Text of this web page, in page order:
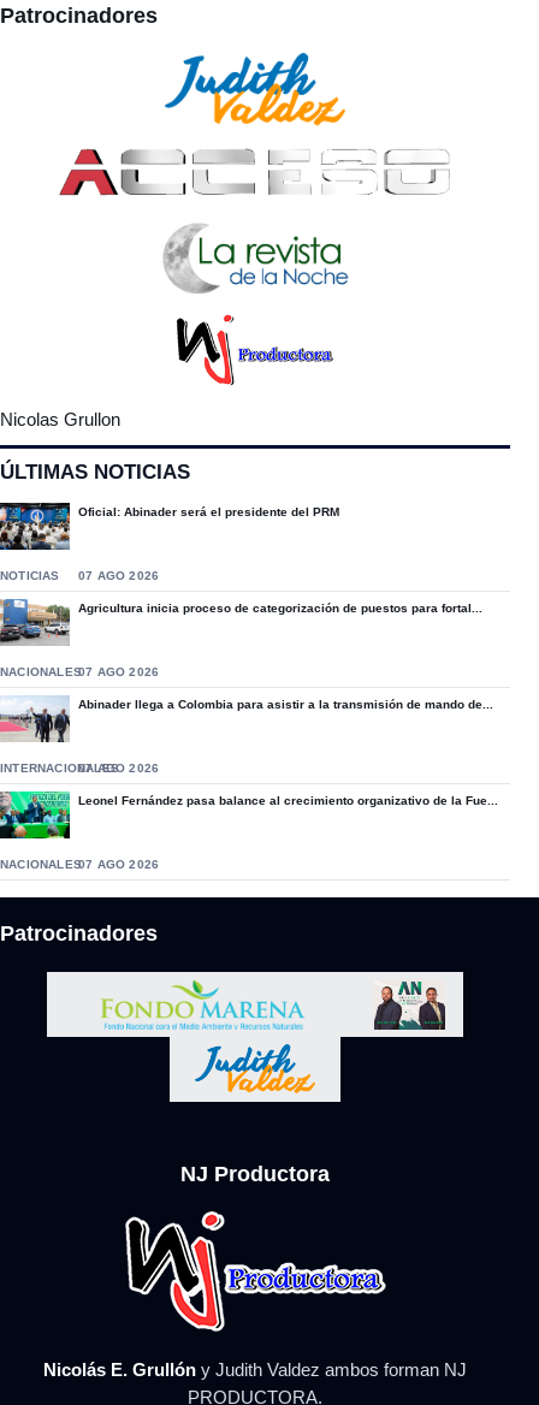
Patrocinadores
Nicolas Grullon
ÚLTIMAS NOTICIAS
Oficial: Abinader será el presidente del PRM
NOTICIAS 07 AGO 2026
Agricultura inicia proceso de categorización de puestos para fortal...
NACIONALES07 AGO 2026
Abinader llega a Colombia para asistir a la transmisión de mando de...
INTERNACIONALES07 AGO 2026
Leonel Fernández pasa balance al crecimiento organizativo de la Fue...
NACIONALES07 AGO 2026
Patrocinadores
NJ Productora
Nicolás E. Grullón y Judith Valdez ambos forman NJ
PRODUCTORA.